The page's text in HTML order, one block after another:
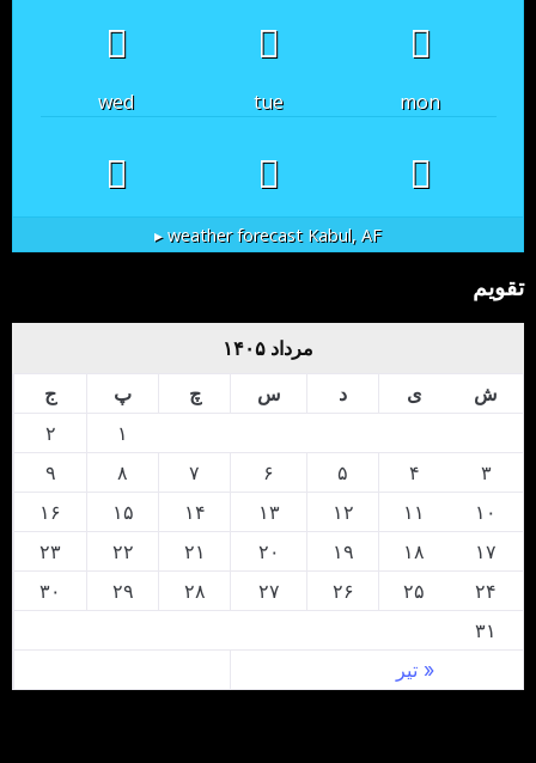
mon
tue
wed
Kabul, AF
weather forecast ▸
تقویم
مرداد ۱۴۰۵
ش
ی د س چ پ ج
« تیر
۱
۲
۳
۴ ۵ ۶ ۷ ۸
۹
۱۰
۱۱ ۱۲ ۱۳ ۱۴ ۱۵
۱۶
۱۷
۱۸ ۱۹ ۲۰ ۲۱ ۲۲
۲۳
۲۴
۲۵ ۲۶ ۲۷ ۲۸ ۲۹
۳۰
۳۱